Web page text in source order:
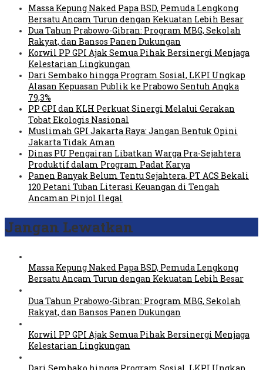
Massa Kepung Naked Papa BSD, Pemuda Lengkong
Bersatu Ancam Turun dengan Kekuatan Lebih Besar
Dua Tahun Prabowo-Gibran: Program MBG, Sekolah
Rakyat, dan Bansos Panen Dukungan
Korwil PP GPI Ajak Semua Pihak Bersinergi Menjaga
Kelestarian Lingkungan
Dari Sembako hingga Program Sosial, LKPI Ungkap
Alasan Kepuasan Publik ke Prabowo Sentuh Angka
79,3%
PP GPI dan KLH Perkuat Sinergi Melalui Gerakan
Tobat Ekologis Nasional
Muslimah GPI Jakarta Raya: Jangan Bentuk Opini
Jakarta Tidak Aman
Dinas PU Pengairan Libatkan Warga Pra-Sejahtera
Produktif dalam Program Padat Karya
Panen Banyak Belum Tentu Sejahtera, PT ACS Bekali
120 Petani Tuban Literasi Keuangan di Tengah
Ancaman Pinjol Ilegal
Jangan Lewatkan
Massa Kepung Naked Papa BSD, Pemuda Lengkong
Bersatu Ancam Turun dengan Kekuatan Lebih Besar
Dua Tahun Prabowo-Gibran: Program MBG, Sekolah
Rakyat, dan Bansos Panen Dukungan
Korwil PP GPI Ajak Semua Pihak Bersinergi Menjaga
Kelestarian Lingkungan